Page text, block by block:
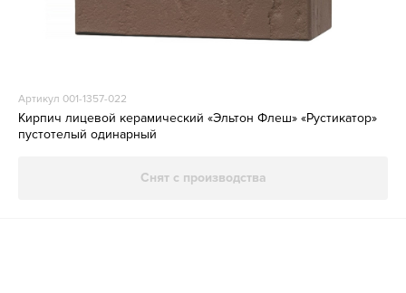
Артикул 001-1357-022
Кирпич лицевой керамический «Эльтон Флеш» «Рустикатор»
пустотелый одинарный
Снят с производства